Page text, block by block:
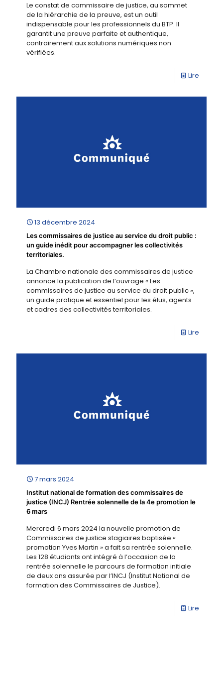
Le constat de commissaire de justice, au sommet
de la hiérarchie de la preuve, est un outil
indispensable pour les professionnels du BTP. Il
garantit une preuve parfaite et authentique,
contrairement aux solutions numériques non
vérifiées.
Lire
13 décembre 2024
Les commissaires de justice au service du droit public :
un guide inédit pour accompagner les collectivités
territoriales.
La Chambre nationale des commissaires de justice
annonce la publication de l’ouvrage « Les
commissaires de justice au service du droit public »,
un guide pratique et essentiel pour les élus, agents
et cadres des collectivités territoriales.
Lire
7 mars 2024
Institut national de formation des commissaires de
justice (INCJ) Rentrée solennelle de la 4e promotion le
6 mars
Mercredi 6 mars 2024 la nouvelle promotion de
Commissaires de justice stagiaires baptisée «
promotion Yves Martin » a fait sa rentrée solennelle.
Les 128 étudiants ont intégré à l’occasion de la
rentrée solennelle le parcours de formation initiale
de deux ans assurée par l’INCJ (Institut National de
formation des Commissaires de Justice).
Lire